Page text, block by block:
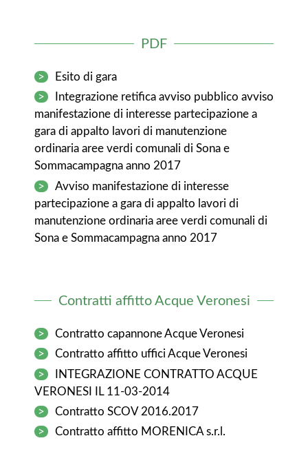
PDF
>
Esito di gara
>
Integrazione retifica avviso pubblico avviso
manifestazione di interesse partecipazione a
gara di appalto lavori di manutenzione
ordinaria aree verdi comunali di Sona e
Sommacampagna anno 2017
>
Avviso manifestazione di interesse
partecipazione a gara di appalto lavori di
manutenzione ordinaria aree verdi comunali di
Sona e Sommacampagna anno 2017
Contratti affitto Acque Veronesi
>
Contratto capannone Acque Veronesi
>
Contratto affitto uffici Acque Veronesi
>
INTEGRAZIONE CONTRATTO ACQUE
VERONESI IL 11-03-2014
>
Contratto SCOV 2016.2017
>
Contratto affitto MORENICA s.r.l.